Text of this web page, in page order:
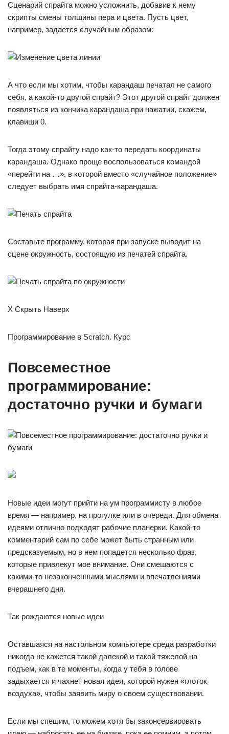
Сценарий спрайта можно усложнить, добавив к нему
скрипты смены толщины пера и цвета. Пусть цвет,
например, задается случайным образом:
А что если мы хотим, чтобы карандаш печатал не самого
себя, а какой-то другой спрайт? Этот другой спрайт должен
появляться из кончика карандаша при нажатии, скажем,
клавиши 0.
Тогда этому спрайту надо как-то передать координаты
карандаша. Однако проще воспользоваться командой
«перейти на …», в которой вместо «случайное положение»
следует выбрать имя спрайта-карандаша.
Составьте программу, которая при запуске выводит на
сцене окружность, состоящую из печатей спрайта.
X Скрыть Наверх
Программирование в Scratch. Курс
Повсеместное
программирование:
достаточно ручки и бумаги
Новые идеи могут прийти на ум программисту в любое
время — например, на прогулке или в очереди. Для обмена
идеями отлично подходят рабочие планерки. Какой-то
комментарий сам по себе может быть странным или
предсказуемым, но в нем попадется несколько фраз,
которые привлекут мое внимание. Они смешаются с
какими-то незаконченными мыслями и впечатлениями
вчерашнего дня.
Так рождаются новые идеи
Оставшаяся на настольном компьютере среда разработки
никогда не кажется такой далекой и такой тяжелой на
подъем, как в те моменты, когда у тебя в голове
задыхается и чахнет новая идея, которой нужен «глоток
воздуха», чтобы заявить миру о своем существовании.
Если мы спешим, то можем хотя бы законсервировать